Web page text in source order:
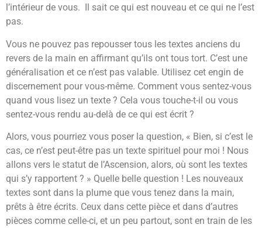
l’intérieur de vous. Il sait ce qui est nouveau et ce qui ne l’est
pas.
Vous ne pouvez pas repousser tous les textes anciens du
revers de la main en affirmant qu’ils ont tous tort. C’est une
généralisation et ce n’est pas valable. Utilisez cet engin de
discernement pour vous-même. Comment vous sentez-vous
quand vous lisez un texte ? Cela vous touche-t-il ou vous
sentez-vous rendu au-delà de ce qui est écrit ?
Alors, vous pourriez vous poser la question, « Bien, si c’est le
cas, ce n’est peut-être pas un texte spirituel pour moi ! Nous
allons vers le statut de l’Ascension, alors, où sont les textes
qui s’y rapportent ? » Quelle belle question ! Les nouveaux
textes sont dans la plume que vous tenez dans la main,
prêts à être écrits. Ceux dans cette pièce et dans d’autres
pièces comme celle-ci, et un peu partout, sont en train de les